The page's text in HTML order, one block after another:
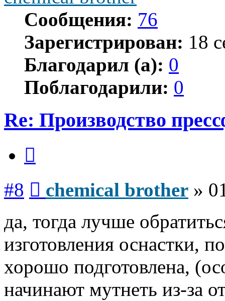
Сообщения: 76
Зарегистрирован: 18
Благодарил (а): 0
Поблагодарили: 0
Re: Производство
#8 chemical brother »
да, тогда лучше
изготовления оснастки,
хорошо подготовлена,
начинают мутнеть из-за